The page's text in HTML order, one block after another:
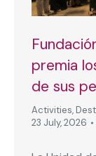
premia
de sus
Activities,
23 July, 2026